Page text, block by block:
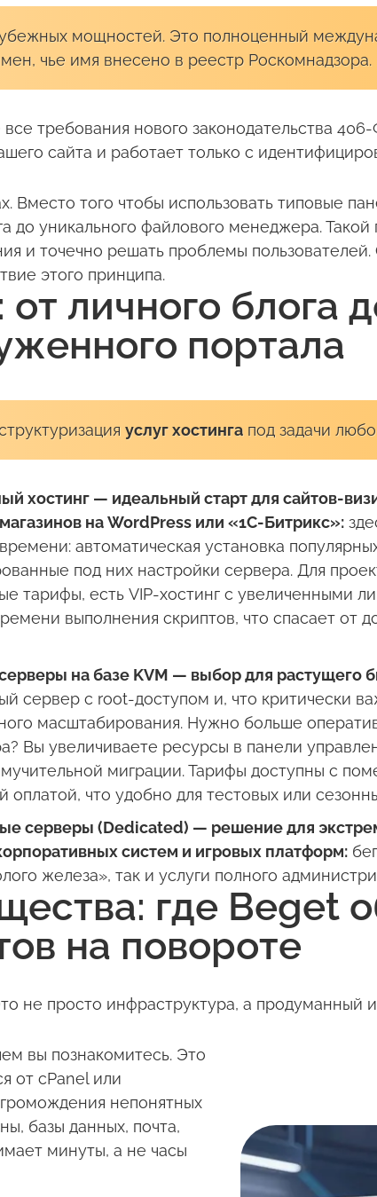
мощностей. Это полноценный
чье имя внесено в реестр Роскомнадзора.
требования нового законодательства
сайта и работает только с
того чтобы использовать типовые
до уникального файлового менеджера. Такой
и точечно решать проблемы
этого принципа.
от личного блога
портала
услуг хостинга под задачи
хостинг — идеальный старт для сайтов-
на WordPress или «1С-Битрикс»:
автоматическая установка
под них настройки сервера. Для
тарифы, есть VIP-хостинг с увеличенными
выполнения скриптов, что спасает от
на базе KVM — выбор для растущего
сервер с root-доступом и, что критически
масштабирования. Нужно больше
Вы увеличиваете ресурсы в панели
миграции. Тарифы доступны с
оплатой, что удобно для тестовых или
серверы (Dedicated) — решение для
систем и игровых платформ:
железа», так и услуги полного
где Beget
на повороте
не просто инфраструктура, а продуманный
вы познакомитесь. Это
от cPanel или
непонятных
базы данных, почта,
минуты, а не часы